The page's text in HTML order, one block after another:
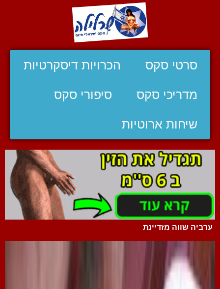
סרטי סקס הכרויות דיסקרטיות
מדריכי סקס סיפורי סקס
שיחות ארוטיות
ערביה שווה מזדיינת